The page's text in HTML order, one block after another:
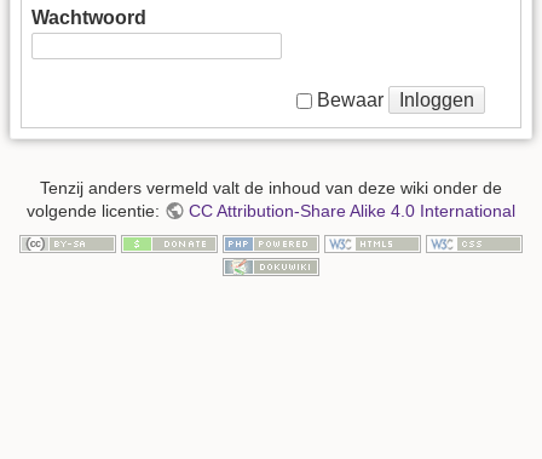
Wachtwoord
Bewaar Inloggen
Tenzij anders vermeld valt de inhoud van deze wiki onder de
volgende licentie:
CC Attribution-Share Alike 4.0 International